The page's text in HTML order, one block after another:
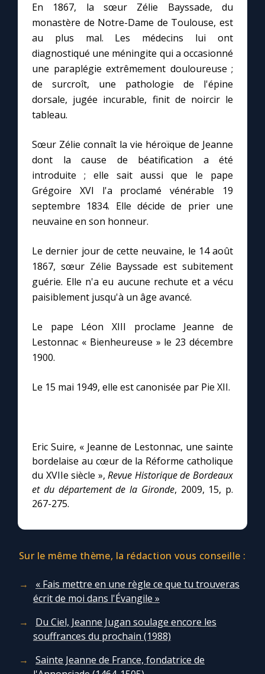
Une Minute avec Marie
Une neuvaine
À la une
1000 Raisons de Croire
Chapelet pour le monde
Contact
Faire un don
Marie de Nazareth
En 1867, la sœur Zélie Bayssade, du
monastère de Notre-Dame de Toulouse, est
au plus mal. Les médecins lui ont
diagnostiqué une méningite qui a occasionné
une paraplégie extrêmement douloureuse ;
de surcroît, une pathologie de l'épine
dorsale, jugée incurable, finit de noircir le
tableau.
Sœur Zélie connaît la vie héroïque de Jeanne
dont la cause de béatification a été
introduite ; elle sait aussi que le pape
Grégoire XVI l'a proclamé vénérable 19
septembre 1834. Elle décide de prier une
neuvaine en son honneur.
Le dernier jour de cette neuvaine, le 14 août
1867, sœur Zélie Bayssade est subitement
guérie. Elle n'a eu aucune rechute et a vécu
paisiblement jusqu'à un âge avancé.
Le pape Léon XIII proclame Jeanne de
Lestonnac « Bienheureuse » le 23 décembre
1900.
Le 15 mai 1949, elle est canonisée par Pie XII.
Eric Suire, « Jeanne de Lestonnac, une sainte
bordelaise au cœur de la Réforme catholique
du XVIIe siècle »,Revue Historique de Bordeaux
et du département de la Gironde, 2009, 15, p.
267-275.
Sur le même thème, la rédaction vous conseille :
« Fais mettre en une règle ce que tu trouveras
écrit de moi dans l'Évangile »
Du Ciel, Jeanne Jugan soulage encore les
souffrances du prochain (1988)
Sainte Jeanne de France, fondatrice de